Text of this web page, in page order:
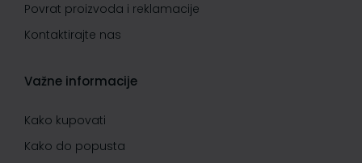
Povrat proizvoda i reklamacije
Kontaktirajte nas
Važne informacije
Kako kupovati
Kako do popusta